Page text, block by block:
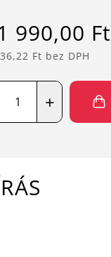
990,00 Ft
Ft bez DPH
+